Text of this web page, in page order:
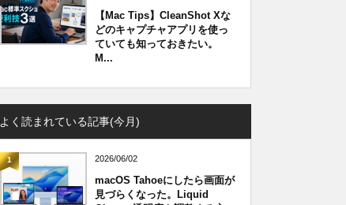
【Mac Tips】CleanShot Xな
どのキャプチャアプリを使っ
ていても知っておきたい。
M...
よく読まれている記事(今月)
1 2026/06/02
macOS Tahoeにしたら画面が
見づらくなった。Liquid